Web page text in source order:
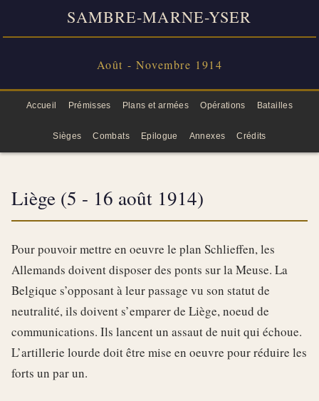
SAMBRE-MARNE-YSER
Août - Novembre 1914
Accueil Prémisses Plans et armées Opérations Batailles
Sièges Combats Epilogue Annexes Crédits
Liège (5 - 16 août 1914)
Pour pouvoir mettre en oeuvre le plan Schlieffen, les
Allemands doivent disposer des ponts sur la Meuse. La
Belgique s’opposant à leur passage vu son statut de
neutralité, ils doivent s’emparer de Liège, noeud de
communications. Ils lancent un assaut de nuit qui échoue.
L’artillerie lourde doit être mise en oeuvre pour réduire les
forts un par un.